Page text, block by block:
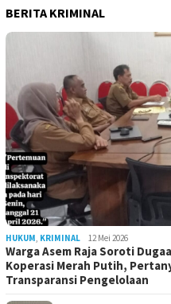
BERITA KRIMINAL
HUKUM, KRIMINAL 12 Mei 2026
Warga Asem Raja Soroti
Koperasi Merah Putih,
Transparansi Pengelolaan